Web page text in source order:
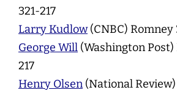
321-217
Larry Kudlow(CNBC) Romney
George Will (Washington Post)
217
Henry Olsen (National